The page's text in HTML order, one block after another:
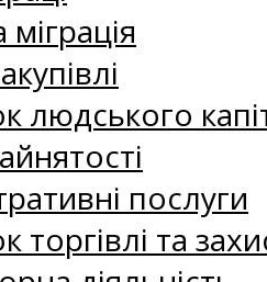
людського
послуги
торгівлі та